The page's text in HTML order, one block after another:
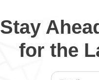
Stay
for the